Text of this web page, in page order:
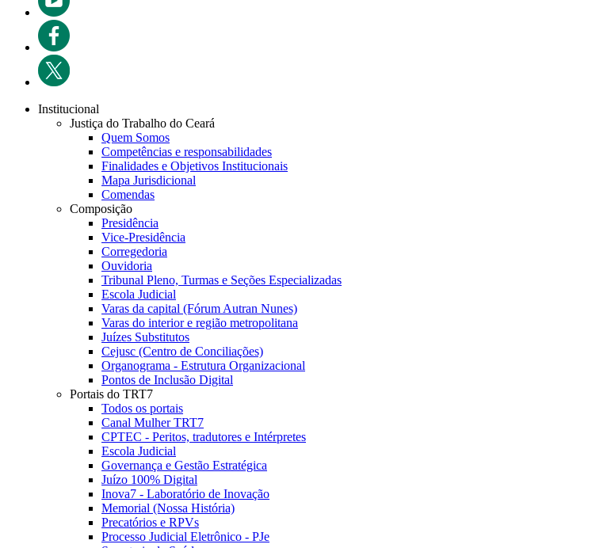
Institucional
Justiça do Trabalho do Ceará
Quem Somos
Competências e responsabilidades
Finalidades e Objetivos Institucionais
Mapa Jurisdicional
Comendas
Composição
Presidência
Vice-Presidência
Corregedoria
Ouvidoria
Tribunal Pleno, Turmas e Seções Especializadas
Escola Judicial
Varas da capital (Fórum Autran Nunes)
Varas do interior e região metropolitana
Juízes Substitutos
Cejusc (Centro de Conciliações)
Organograma - Estrutura Organizacional
Pontos de Inclusão Digital
Portais do TRT7
Todos os portais
Canal Mulher TRT7
CPTEC - Peritos, tradutores e Intérpretes
Escola Judicial
Governança e Gestão Estratégica
Juízo 100% Digital
Inova7 - Laboratório de Inovação
Memorial (Nossa História)
Precatórios e RPVs
Processo Judicial Eletrônico - PJe